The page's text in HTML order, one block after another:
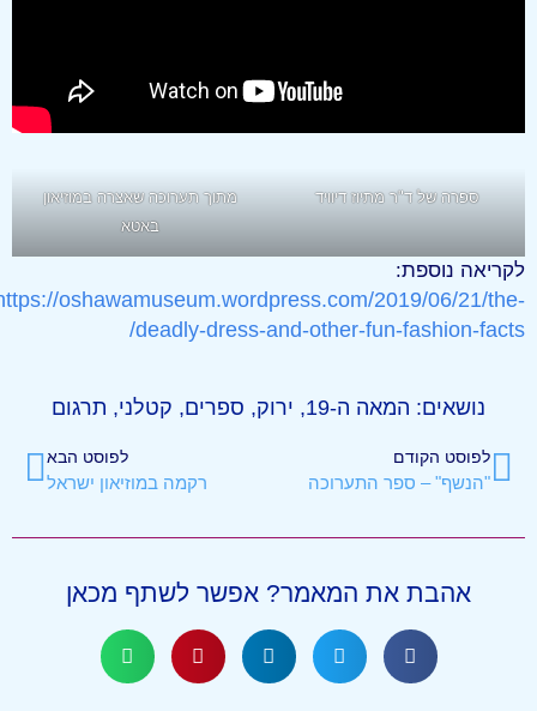
ספרה של ד"ר מתיוז דיוויד
מתוך תערוכה שאצרה במוזיאון
באטא
לקריאה נוספת:
https://oshawamuseum.wordpress.com/2019/06/21/the-
deadly-dress-and-other-fun-fashion-facts/
נושאים: המאה ה-19 , ירוק, ספרים, קטלני, תרגום
לפוסט הקודם
"הנשף" – ספר התערוכה
לפוסט הבא
רקמה במוזיאון ישראל
אהבת את המאמר? אפשר לשתף מכאן